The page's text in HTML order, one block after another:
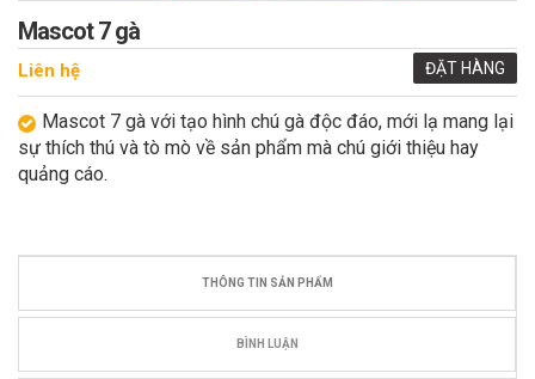
Mascot 7 gà
ĐẶT HÀNG
Liên hệ
Mascot 7 gà với tạo hình chú gà độc đáo, mới lạ mang lại
sự thích thú và tò mò về sản phẩm mà chú giới thiệu hay
quảng cáo.
THÔNG TIN SẢN PHẨM
BÌNH LUẬN